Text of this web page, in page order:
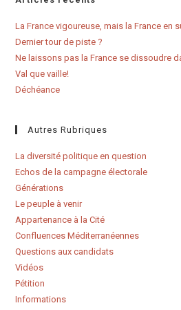
La France vigoureuse, mais la France en
Dernier tour de piste ?
Ne laissons pas la France se dissoudre
Val que vaille!
Déchéance
Autres Rubriques
La diversité politique en question
Echos de la campagne électorale
Générations
Le peuple à venir
Appartenance à la Cité
Confluences Méditerranéennes
Questions aux candidats
Vidéos
Pétition
Informations